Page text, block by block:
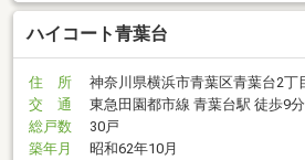
ハイコート青葉台
住 所
神奈川県横浜市青葉区青葉台2丁
交 通
東急田園都市線 青葉台駅 徒歩9分
総戸数
30戸
築年月
昭和62年10月